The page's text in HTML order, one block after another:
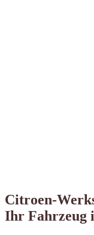
Citroen-
Ihr Fahrzeug